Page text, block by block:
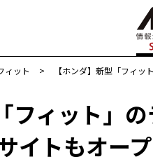
ィット > 【ホンダ】新型「フィ
フィット」
イトもオー